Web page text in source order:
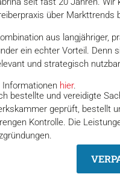
über Markttrends
aus langjähriger,
ein echter Vorteil. Denn
und strategisch
Informationen hier.
bestellte und vereidigte
geprüft, bestellt
Kontrolle. Die